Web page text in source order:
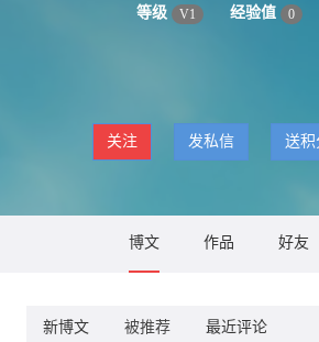
等级 V1 经验值 0
关注 发私信 送积
博文 作品 好友
新博文 被推荐 最近评论